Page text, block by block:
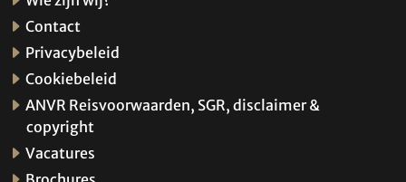
Contact
Privacybeleid
Cookiebeleid
ANVR Reisvoorwaarden, SGR, disclaimer &
copyright
Vacatures